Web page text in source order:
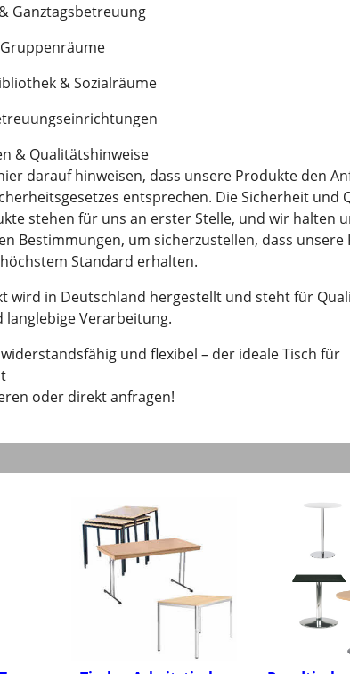
Ganztagsbetreuung
& Sozialräume
& Qualitätshinweise
darauf hinweisen, dass unsere Produkte den
entsprechen. Die Sicherheit und
stehen für uns an erster Stelle, und wir halten
Bestimmungen, um sicherzustellen, dass unsere
Standard erhalten.
wird in Deutschland hergestellt und steht für
langlebige Verarbeitung.
und flexibel – der ideale Tisch für
oder direkt anfragen!